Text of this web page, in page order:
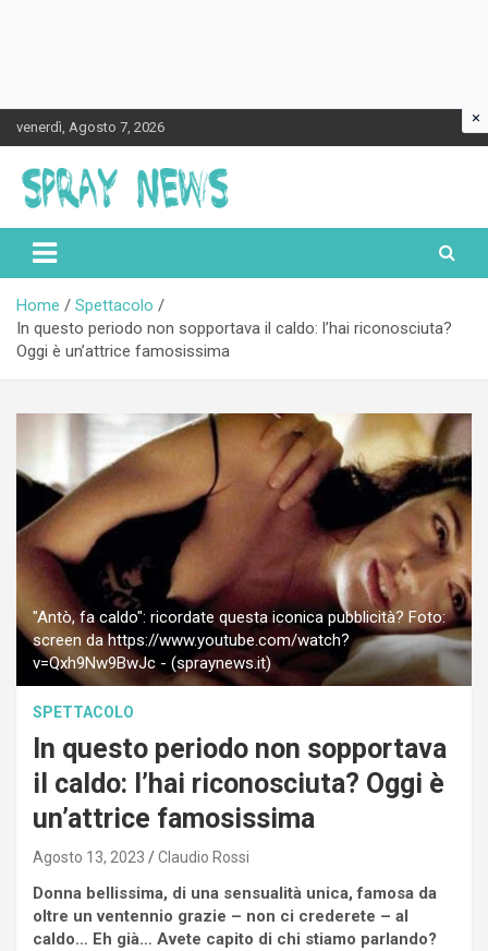
to
content
venerdì, Agosto 7, 2026
Spraynews.it
Home
Spettacolo
In questo periodo non sopportava il caldo: l’hai riconosciuta?
Oggi è un’attrice famosissima
"Antò, fa caldo": ricordate questa iconica pubblicità? Foto:
screen da https://www.youtube.com/watch?
v=Qxh9Nw9BwJc - (spraynews.it)
SPETTACOLO
In questo periodo non sopportava
il caldo: l’hai riconosciuta? Oggi è
un’attrice famosissima
Agosto 13, 2023 Claudio Rossi
Donna bellissima, di una sensualità unica, famosa da
oltre un ventennio grazie – non ci crederete – al
caldo… Eh già… Avete capito di chi stiamo parlando?
×